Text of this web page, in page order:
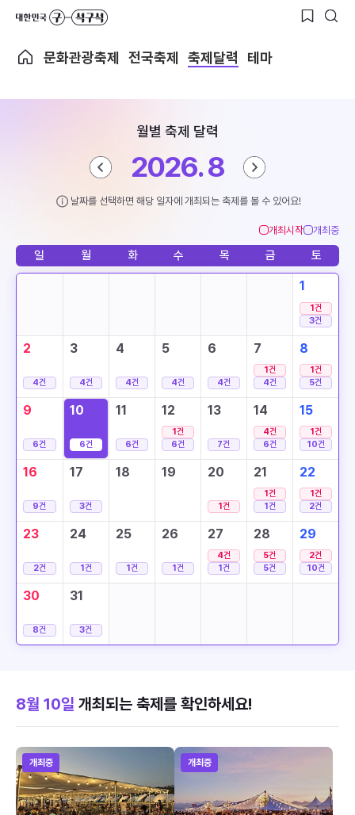
문화관광축제 전국축제 축제달력 테마
월별 축제 달력
2026. 8
날짜를 선택하면 해당 일자에 개최되는 축제를 볼 수 있어요!
개최시작 개최중
일 월 화 수 목 금 토
1
1건
3건
2
4건
3
4건
4
4건
5
4건
6
4건
7
1건
4건
8
1건
5건
9
6건
10
6건
11
6건
12
1건
6건
13
7건
14
4건
6건
15
1건
10건
16
9건
17
3건
18 19 20
1건
21
1건
1건
22
1건
2건
23
2건
24
1건
25
1건
26
1건
27
4건
1건
28
5건
5건
29
2건
10건
30
8건
31
3건
8월 10일 개최되는 축제를 확인하세요!
개최중 개최중